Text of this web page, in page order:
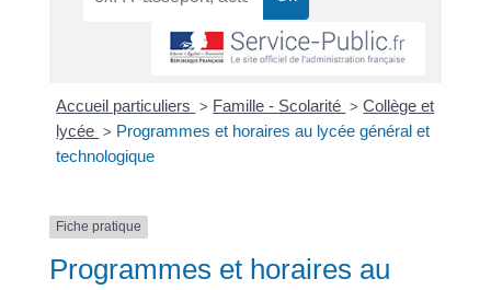
Accueil particuliers > Famille - Scolarité > Collège et
lycée > Programmes et horaires au lycée général et
technologique
Fiche pratique
Programmes et horaires au